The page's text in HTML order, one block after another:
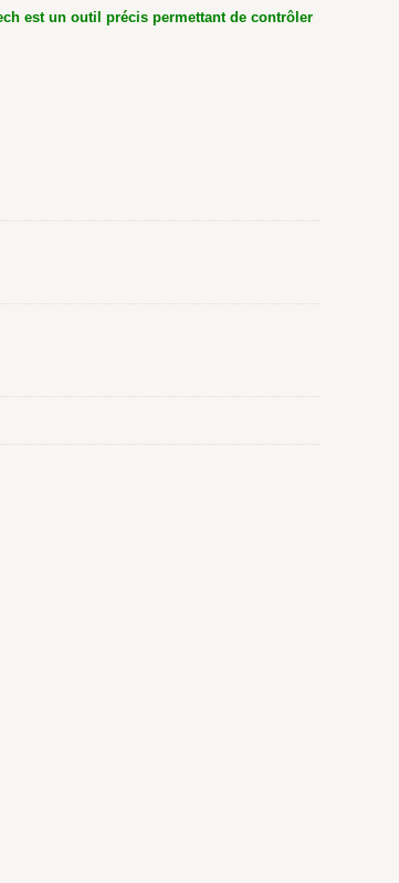
est un outil précis permettant de contrôler